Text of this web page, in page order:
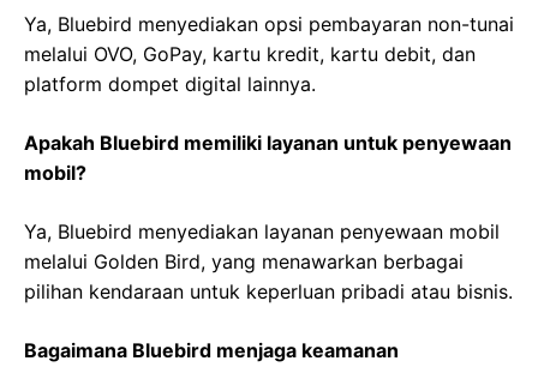
Ya, Bluebird menyediakan opsi pembayaran non-tunai
melalui OVO, GoPay, kartu kredit, kartu debit, dan
platform dompet digital lainnya.
Apakah Bluebird memiliki layanan untuk penyewaan
mobil?
Ya, Bluebird menyediakan layanan penyewaan mobil
melalui Golden Bird, yang menawarkan berbagai
pilihan kendaraan untuk keperluan pribadi atau bisnis.
Bagaimana Bluebird menjaga keamanan